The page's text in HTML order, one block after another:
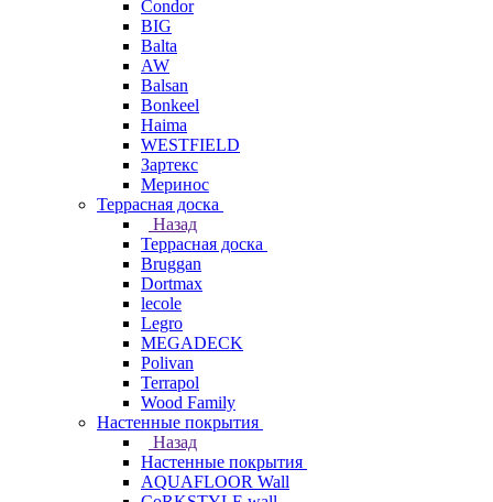
Condor
BIG
Balta
AW
Balsan
Bonkeel
Haima
WESTFIELD
Зартекс
Меринос
Террасная доска
Назад
Террасная доска
Bruggan
Dortmax
lecole
Legro
MEGADECK
Polivan
Terrapol
Wood Family
Настенные покрытия
Назад
Настенные покрытия
AQUAFLOOR Wall